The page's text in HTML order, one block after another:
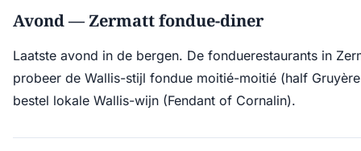
Avond — Zermatt fondue-diner
Laatste avond in de bergen. De fonduerestaurants in
probeer de Wallis-stijl fondue moitié-moitié (half
bestel lokale Wallis-wijn (Fendant of Cornalin).